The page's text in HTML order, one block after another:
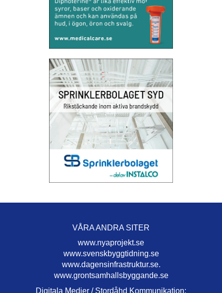
VÅRA ANDRA SITER
www.nyaprojekt.se
www.svenskbyggtidning.se
www.dagensinfrastruktur.se.
www.grontsamhallsbyggande.se
Digitala Medier / Stordåhd Kommunikation: